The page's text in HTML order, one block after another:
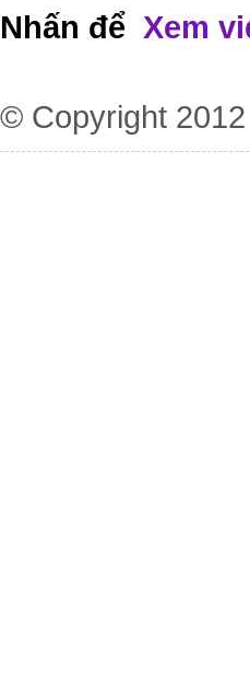
Nhấn để Xem
© Copyright 2012